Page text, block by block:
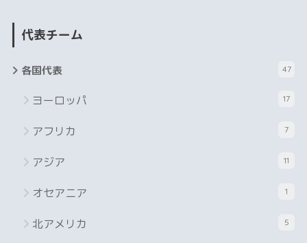
代表チーム
各国代表 47
ヨーロッパ 17
アフリカ 7
アジア 11
オセアニア 1
北アメリカ 5